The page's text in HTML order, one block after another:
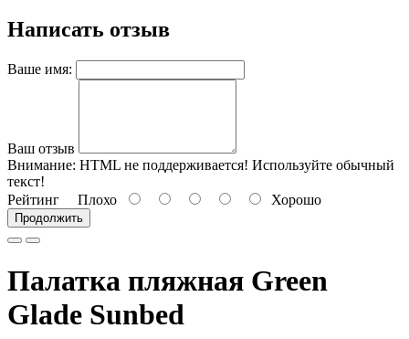
Написать отзыв
Ваше имя:
Ваш отзыв
Внимание: HTML не поддерживается! Используйте обычный
текст!
Рейтинг Плохо Хорошо
Продолжить
Палатка пляжная Green
Glade Sunbed